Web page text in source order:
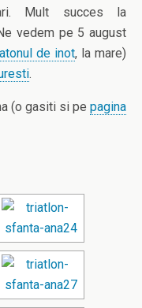
Mult succes la
vedem pe 5 august
de inot, la mare)
.
(o gasiti si pe pagina